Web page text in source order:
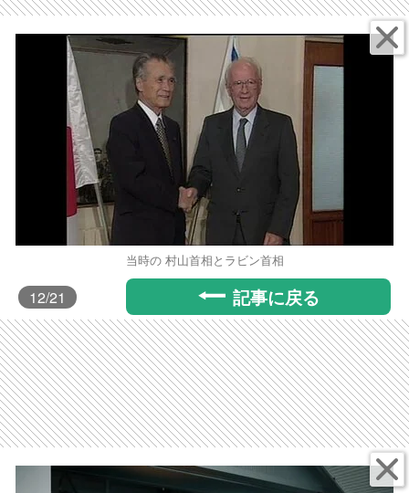
当時の 村山首相とラビン首相
12/21 記事に戻る